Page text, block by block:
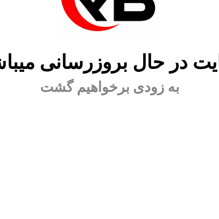
در حال بروزرسانی
به زودی برخواهیم گشت